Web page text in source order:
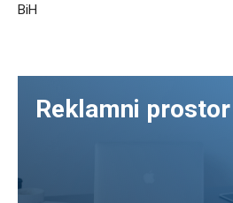
BiH
Reklamni prostor